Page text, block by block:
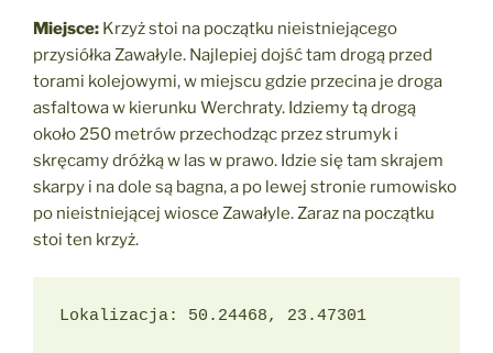
Miejsce: Krzyż stoi na początku nieistniejącego
przysiółka Zawałyle. Najlepiej dojść tam drogą przed
torami kolejowymi, w miejscu gdzie przecina je droga
asfaltowa w kierunku Werchraty. Idziemy tą drogą
około 250 metrów przechodząc przez strumyk i
skręcamy dróżką w las w prawo. Idzie się tam skrajem
skarpy i na dole są bagna, a po lewej stronie rumowisko
po nieistniejącej wiosce Zawałyle. Zaraz na początku
stoi ten krzyż.
Lokalizacja: 50.24468, 23.47301